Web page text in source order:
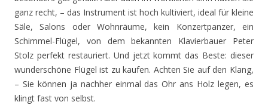
ganz recht, – das Instrument ist hoch kultiviert, ideal für kleine
Säle, Salons oder Wohnräume, kein Konzertpanzer, ein
Schimmel-Flügel, von dem bekannten Klavierbauer Peter
Stolz perfekt restauriert. Und jetzt kommt das Beste: dieser
wunderschöne Flügel ist zu kaufen. Achten Sie auf den Klang,
– Sie können ja nachher einmal das Ohr ans Holz legen, es
klingt fast von selbst.